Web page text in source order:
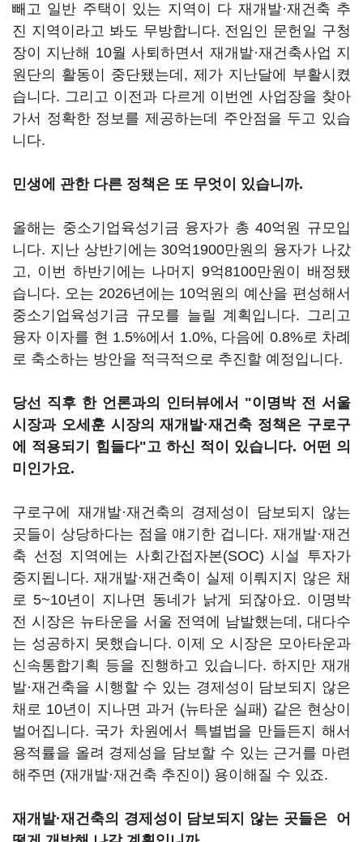
빼고 일반 주택이 있는 지역이 다 재개발·재건축 추
진 지역이라고 봐도 무방합니다. 전임인 문헌일 구청
장이 지난해 10월 사퇴하면서 재개발·재건축사업 지
원단의 활동이 중단됐는데, 제가 지난달에 부활시켰
습니다. 그리고 이전과 다르게 이번엔 사업장을 찾아
가서 정확한 정보를 제공하는데 주안점을 두고 있습
니다.
민생에 관한 다른 정책은 또 무엇이 있습니까.
올해는 중소기업육성기금 융자가 총 40억원 규모입
니다. 지난 상반기에는 30억1900만원의 융자가 나갔
고, 이번 하반기에는 나머지 9억8100만원이 배정됐
습니다. 오는 2026년에는 10억원의 예산을 편성해서
중소기업육성기금 규모를 늘릴 계획입니다. 그리고
융자 이자를 현 1.5%에서 1.0%, 다음에 0.8%로 차례
로 축소하는 방안을 적극적으로 추진할 예정입니다.
당선 직후 한 언론과의 인터뷰에서 "이명박 전 서울
시장과 오세훈 시장의 재개발·재건축 정책은 구로구
에 적용되기 힘들다"고 하신 적이 있습니다. 어떤 의
미인가요.
구로구에 재개발·재건축의 경제성이 담보되지 않는
곳들이 상당하다는 점을 얘기한 겁니다. 재개발·재건
축 선정 지역에는 사회간접자본(SOC) 시설 투자가
중지됩니다. 재개발·재건축이 실제 이뤄지지 않은 채
로 5~10년이 지나면 동네가 낡게 되잖아요. 이명박
전 시장은 뉴타운을 서울 전역에 남발했는데, 대다수
는 성공하지 못했습니다. 이제 오 시장은 모아타운과
신속통합기획 등을 진행하고 있습니다. 하지만 재개
발·재건축을 시행할 수 있는 경제성이 담보되지 않은
채로 10년이 지나면 과거 (뉴타운 실패) 같은 현상이
벌어집니다. 국가 차원에서 특별법을 만들든지 해서
용적률을 올려 경제성을 담보할 수 있는 근거를 마련
해주면 (재개발·재건축 추진이) 용이해질 수 있죠.
재개발·재건축의 경제성이 담보되지 않는 곳들은 어